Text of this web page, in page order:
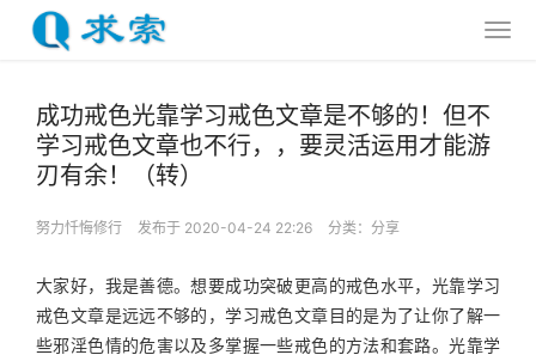
成功戒色光靠学习戒色文章是不够的！但不
学习戒色文章也不行，，要灵活运用才能游
刃有余！（转）
努力忏悔修行 发布于 2020-04-24 22:26 分类： 分享
大家好，我是善德。想要成功突破更高的戒色水平，光靠学习
戒色文章是远远不够的，学习戒色文章目的是为了让你了解一
些邪淫色情的危害以及多掌握一些戒色的方法和套路。光靠学